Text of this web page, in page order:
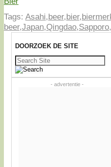
Tags: Asahi,beer,bier,
beer,Japan,Qingdao,Sapporo,
DOORZOEK DE SITE
Zoeken
naar:
- advertentie -